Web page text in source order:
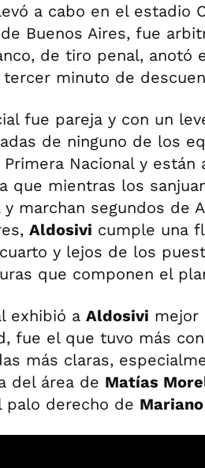
a cabo en el estadio
Buenos Aires, fue
de tiro penal, anotó
tercer minuto de
fue pareja y con un
de ninguno de los
Nacional y
que mientras los
y marchan segundos de
Aldosivi cumple una
y lejos de los
que componen el
exhibió a Aldosivi mejor
fue el que tuvo más
más claras,
del área de Matías
palo derecho de